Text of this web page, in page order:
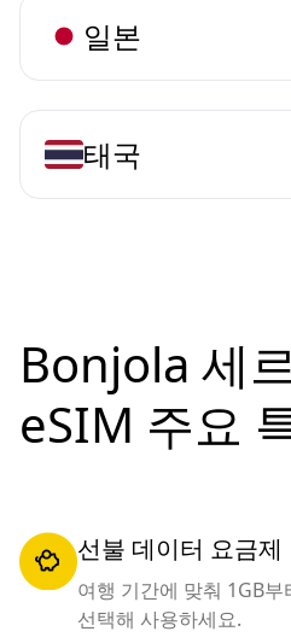
일본
태국
Bonjola 세
eSIM 주요
선불 데이터 요금제
여행 기간에 맞춰 1GB
선택해 사용하세요.